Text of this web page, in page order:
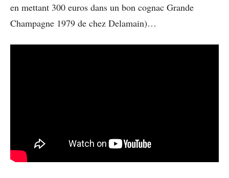
en mettant 300 euros dans un bon cognac Grande
Champagne 1979 de chez Delamain)…